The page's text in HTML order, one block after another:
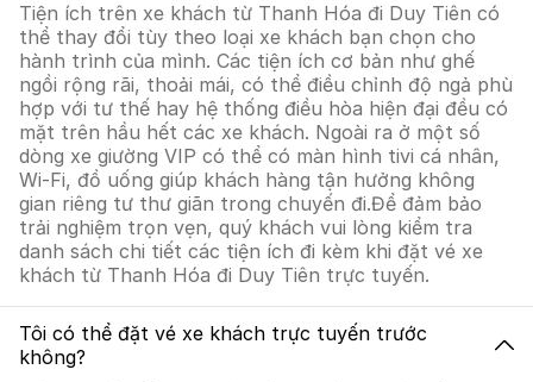
Tiện ích trên xe khách từ Thanh Hóa đi Duy Tiên có
thể thay đổi tùy theo loại xe khách bạn chọn cho
hành trình của mình. Các tiện ích cơ bản như ghế
ngồi rộng rãi, thoải mái, có thể điều chỉnh độ ngả phù
hợp với tư thế hay hệ thống điều hòa hiện đại đều có
mặt trên hầu hết các xe khách. Ngoài ra ở một số
dòng xe giường VIP có thể có màn hình tivi cá nhân,
Wi-Fi, đồ uống giúp khách hàng tận hưởng không
gian riêng tư thư giãn trong chuyến đi.Để đảm bảo
trải nghiệm trọn vẹn, quý khách vui lòng kiểm tra
danh sách chi tiết các tiện ích đi kèm khi đặt vé xe
khách từ Thanh Hóa đi Duy Tiên trực tuyến.
Tôi có thể đặt vé xe khách trực tuyến trước
không?